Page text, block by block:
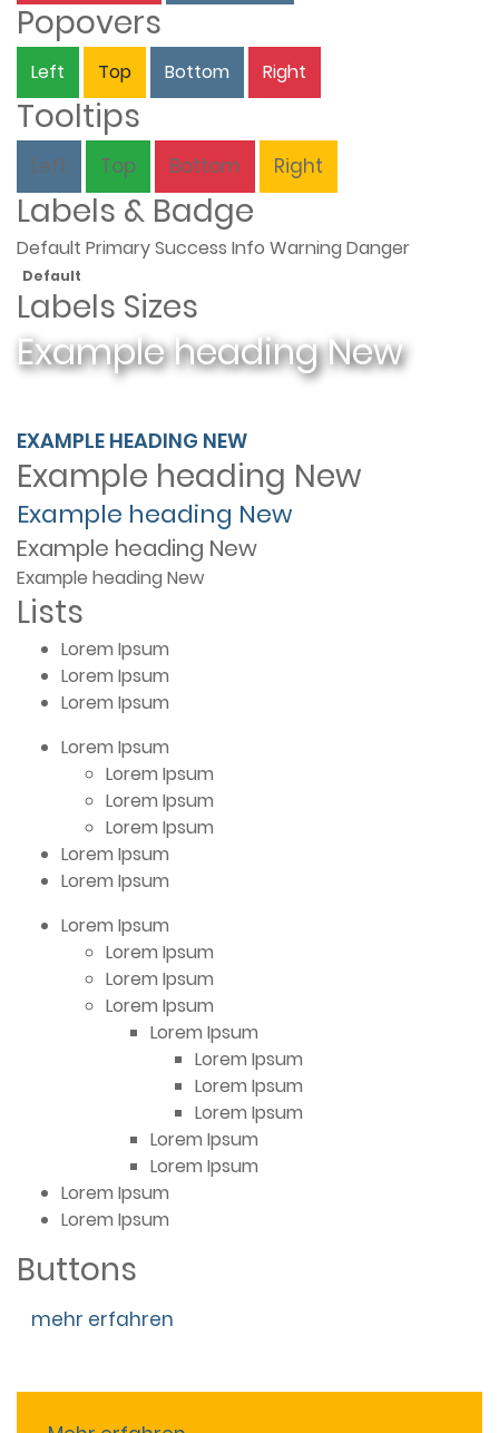
Popovers
Left Top Bottom Right
Tooltips
Left Top Bottom Right
Labels & Badge
Default PrimarySuccess Info Warning Danger
Default
Labels Sizes
Example headingNew
EXAMPLE HEADING NEW
Example heading New
Example heading New
Example heading New
Example heading New
Lists
Lorem Ipsum
Lorem Ipsum
Lorem Ipsum
Lorem Ipsum
Lorem Ipsum
Lorem Ipsum
Lorem Ipsum
Lorem Ipsum
Lorem Ipsum
Lorem Ipsum
Lorem Ipsum
Lorem Ipsum
Lorem Ipsum
Lorem Ipsum
Lorem Ipsum
Lorem Ipsum
Lorem Ipsum
Lorem Ipsum
Lorem Ipsum
Lorem Ipsum
Lorem Ipsum
Buttons
mehr erfahren